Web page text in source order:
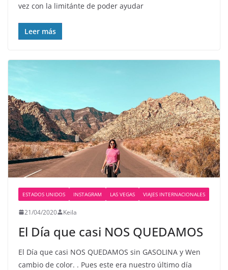
vez con la limitánte de poder ayudar
Leer más
ESTADOS UNIDOS INSTAGRAM LAS VEGAS VIAJES INTERNACIONALES
21/04/2020 Keila
El Día que casi NOS QUEDAMOS
El Día que casi NOS QUEDAMOS sin GASOLINA y Wen
cambio de color. . Pues este era nuestro último día